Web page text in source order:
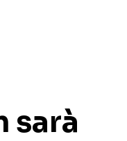
sarà